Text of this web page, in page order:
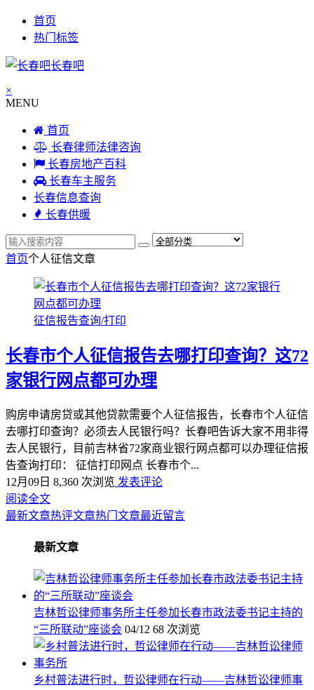
首页
热门标签
长春吧
×
MENU
首页
长春律师法律咨询
长春房地产百科
长春车主服务
长春信息查询
长春供暖
首页个人征信文章
征信报告查询/打印
长春市个人征信报告去哪打印查询？这72
家银行网点都可办理
购房申请房贷或其他贷款需要个人征信报告，长春市个人征信
去哪打印查询？必须去人民银行吗？长春吧告诉大家不用非得
去人民银行，目前吉林省72家商业银行网点都可以办理征信报
告查询打印： 征信打印网点 长春市个...
12月09日 8,360 次浏览 发表评论
阅读全文
最新文章热评文章热门文章最近留言
最新文章
吉林哲讼律师事务所主任参加长春市政法委书记主持的
“三所联动”座谈会 04/12 68 次浏览
乡村普法进行时，哲讼律师在行动——吉林哲讼律师事